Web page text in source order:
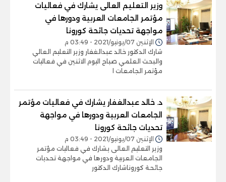
وزير التعليم العالى يشارك في فعاليات
مؤتمر الجامعات العربية ودورها في
مواجهة تحديات جائحة كورونا
الإثنين 07/يونيو/2021 - 03:49 م
شارك الدكتور خالد عبدالغفار وزير التعليم العالي
والبحث العلمي صباح اليوم الاثنين في فعاليات
مؤتمر الجامعات ا
د. خالد عبدالغفار يشارك في فعاليات مؤتمر
الجامعات العربية ودورها في مواجهة
تحديات جائحة كورونا
الإثنين 07/يونيو/2021 - 03:49 م
وزير التعليم العالى يشارك في فعاليات مؤتمر
الجامعات العربية ودورها في مواجهة تحديات
جائحة كوروناشارك الدكتور